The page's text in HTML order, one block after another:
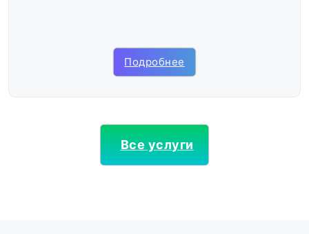
Подробнее
Все услуги